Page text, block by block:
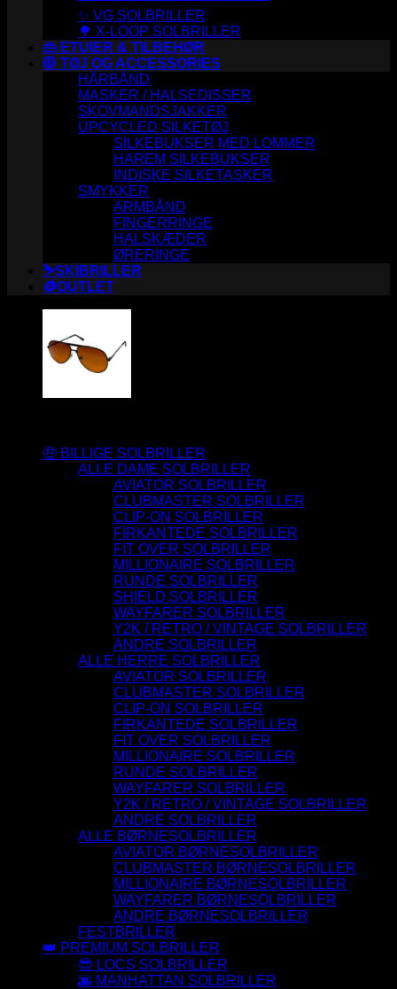
✨ VG SOLBRILLER
🌳 X-LOOP SOLBRILLER
👜 ETUIER & TILBEHØR
🧥 TØJ OG ACCESSORIES
HÅRBÅND
MASKER / HALSEDISSER
SKOVMANDSJAKKER
UPCYCLED SILKETØJ
SILKEBUKSER MED LOMMER
HAREM SILKEBUKSER
INDISKE SILKETASKER
SMYKKER
ARMBÅND
FINGERRINGE
HALSKÆDER
ØRERINGE
⛷️SKIBRILLER
🪙OUTLET
🤑 BILLIGE SOLBRILLER
ALLE DAME SOLBRILLER
AVIATOR SOLBRILLER
CLUBMASTER SOLBRILLER
CLIP-ON SOLBRILLER
FIRKANTEDE SOLBRILLER
FIT OVER SOLBRILLER
MILLIONAIRE SOLBRILLER
RUNDE SOLBRILLER
SHIELD SOLBRILLER
WAYFARER SOLBRILLER
Y2K / RETRO / VINTAGE SOLBRILLER
ANDRE SOLBRILLER
ALLE HERRE SOLBRILLER
AVIATOR SOLBRILLER
CLUBMASTER SOLBRILLER
CLIP-ON SOLBRILLER
FIRKANTEDE SOLBRILLER
FIT OVER SOLBRILLER
MILLIONAIRE SOLBRILLER
RUNDE SOLBRILLER
WAYFARER SOLBRILLER
Y2K / RETRO / VINTAGE SOLBRILLER
ANDRE SOLBRILLER
ALLE BØRNESOLBRILLER
AVIATOR BØRNESOLBRILLER
CLUBMASTER BØRNESOLBRILLER
MILLIONAIRE BØRNESOLBRILLER
WAYFARER BØRNESOLBRILLER
ANDRE BØRNESOLBRILLER
FESTBRILLER
👑 PREMIUM SOLBRILLER
😎 LOCS SOLBRILLER
🌆 MANHATTAN SOLBRILLER